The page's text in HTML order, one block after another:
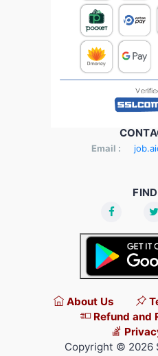
Email :
About Us
Refund and
Copyright © 2026